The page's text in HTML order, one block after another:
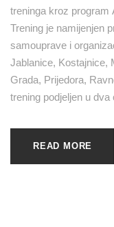
treninga kroz program
Trening je namijenjen
samouprave i
Jablanice, Kostajnice,
Grada, Prijedora,
trening podjeljen u dva
READ MORE